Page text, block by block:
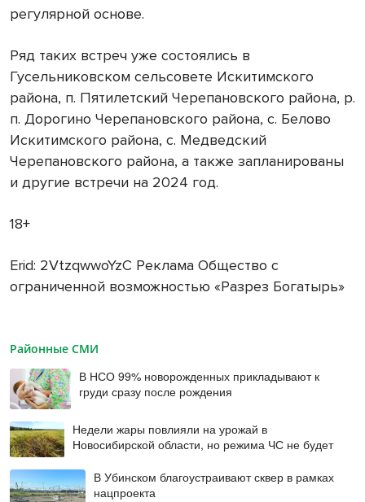
регулярной основе.
Ряд таких встреч уже состоялись в
Гусельниковском сельсовете Искитимского
района, п. Пятилетский Черепановского района, р.
п. Дорогино Черепановского района, с. Белово
Искитимского района, с. Медведский
Черепановского района, а также запланированы
и другие встречи на 2024 год.
18+
Erid: 2VtzqwwoYzC Реклама Общество с
ограниченной возможностью «Разрез Богатырь»
Районные СМИ
В НСО 99% новорожденных прикладывают к
груди сразу после рождения
Недели жары повлияли на урожай в
Новосибирской области, но режима ЧС не будет
В Убинском благоустраивают сквер в рамках
нацпроекта